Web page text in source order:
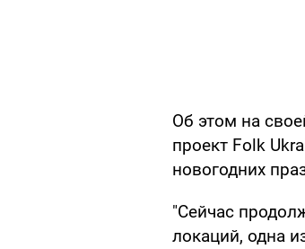
Об этом на
проект Folk
новогодних
"Сейчас
локаций, одна